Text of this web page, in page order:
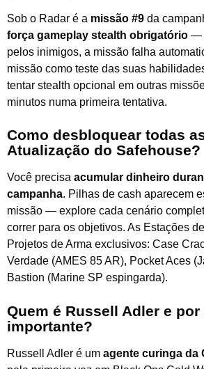
Sob o Radar é a missão #9 da
força gameplay stealth obrigatório —
pelos inimigos, a missão falha
missão como teste das suas
tentar stealth opcional em outras
minutos numa primeira tentativa.
Como desbloquear todas
Atualização do Safehouse?
Você precisa acumular dinheiro
campanha. Pilhas de cash aparecem
missão — explore cada cenário
correr para os objetivos. As Estações
Projetos de Arma exclusivos: Case
Verdade (AMES 85 AR), Pocket Aces
Bastion (Marine SP espingarda).
Quem é Russell Adler e por
importante?
Russell Adler é um agente curinga da